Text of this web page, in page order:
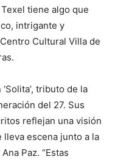
tiene algo que
intrigante y
Cultural Villa de
tributo de la
del 27. Sus
reflejan una visión
escena junto a la
Paz. “Estas